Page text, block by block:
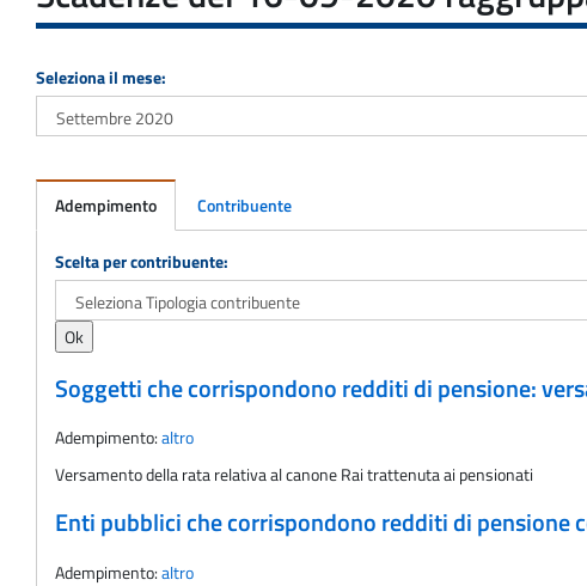
Seleziona il mese:
Adempimento Contribuente
Adempimento
Scelta per contribuente:
Soggetti che corrispondono redditi di pensione:
Adempimento:altro
Versamento della rata relativa al canone Rai trattenuta ai pensionati
Enti pubblici che corrispondono redditi di pensione
Adempimento:altro